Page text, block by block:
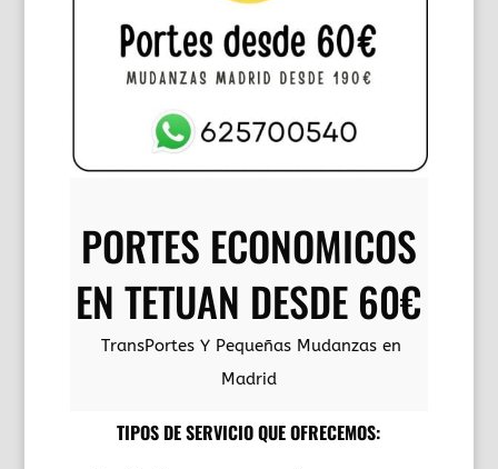
PORTES ECONOMICOS
EN TETUAN DESDE 60€
TransPortes Y Pequeñas Mudanzas en
Madrid
TIPOS DE SERVICIO QUE OFRECEMOS: